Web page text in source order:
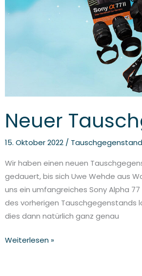
Neuer
15. Oktober 2022 / Tauschgegenstand
Wir haben einen neuen
gedauert, bis sich Uwe Wehde aus
uns ein umfangreiches Sony Alpha
des vorherigen Tauschgegenstands
dies dann natürlich ganz genau
Weiterlesen »